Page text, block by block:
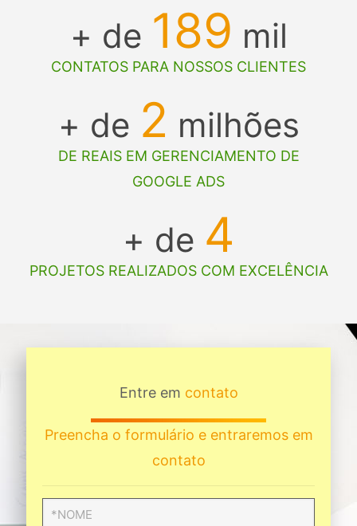
+ de 189 mil
CONTATOS PARA NOSSOS CLIENTES
+ de 2 milhões
DE REAIS EM GERENCIAMENTO DE
GOOGLE ADS
+ de 4
PROJETOS REALIZADOS COM EXCELÊNCIA
Entre em contato
Preencha o formulário e entraremos em
contato